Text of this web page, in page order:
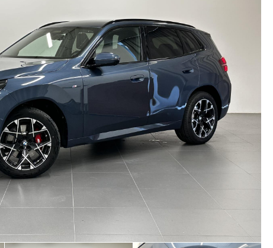
Finanční služby
Pojištění
M Performance